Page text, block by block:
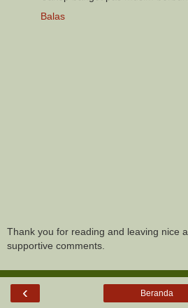
Balas
Thank you for reading and leaving nice
supportive comments.
‹ Beranda